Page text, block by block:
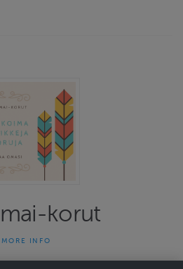
korut
persoonalliset korut herättävät
MORE INFO